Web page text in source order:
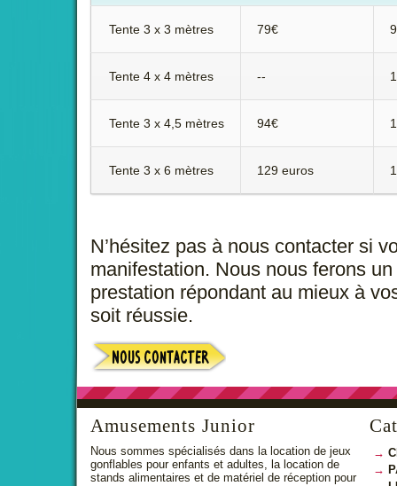
Tente 3 x 3 mètres 79€
Tente 4 x 4 mètres --
Tente 3 x 4,5 mètres 94€
Tente 3 x 6 mètres 129 euros
N’hésitez pas à nous contacter si
manifestation. Nous nous ferons
prestation répondant au mieux à
soit réussie.
Amusements Junior
Nous sommes spécialisés dans la location de jeux
gonflables pour enfants et adultes, la location de
stands alimentaires et de matériel de réception pour